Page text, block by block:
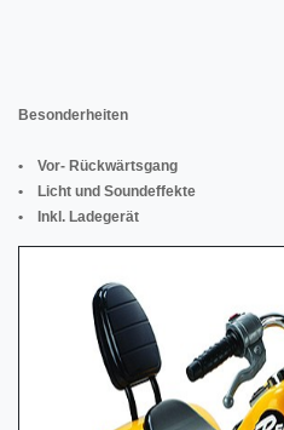
Besonderheiten
• Vor- Rückwärtsgang
• Licht und Soundeffekte
• Inkl. Ladegerät